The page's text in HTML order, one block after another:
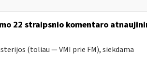
22 straipsnio komentaro
(toliau — VMI prie FM), siekdama